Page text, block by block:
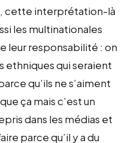
cette interprétation-là
les multinationales
leur responsabilité : on
ethniques qui seraient
qu’ils ne s’aiment
ça mais c’est un
dans les médias et
parce qu’il y a du